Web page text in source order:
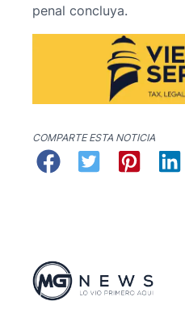
penal concluya.
COMPARTE ESTA NOTICIA